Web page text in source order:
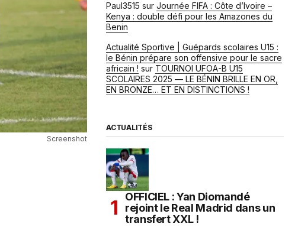
Screenshot
Paul3515 sur Journée FIFA : Côte d’Ivoire –
Kenya : double défi pour les Amazones du
Benin
Actualité Sportive | Guépards scolaires U15 :
le Bénin prépare son offensive pour le sacre
africain ! sur TOURNOI UFOA-B U15
SCOLAIRES 2025 — LE BÉNIN BRILLE EN OR,
EN BRONZE… ET EN DISTINCTIONS !
ACTUALITÉS
OFFICIEL : Yan Diomandé
rejoint le Real Madrid dans un
transfert XXL !